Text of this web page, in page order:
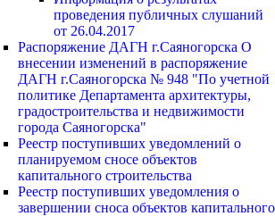
проведения публичных слушаний
от 26.04.2017
Распоряжение ДАГН г.Саяногорска О
внесении изменений в распоряжение
ДАГН г.Саяногорска № 948 "По учетной
политике Департамента архитектуры,
градостроительства и недвижимости
города Саяногорска"
Реестр поступивших уведомлений о
планируемом сносе объектов
капитального строительства
Реестр поступивших уведомления о
завершении сноса объектов капитального